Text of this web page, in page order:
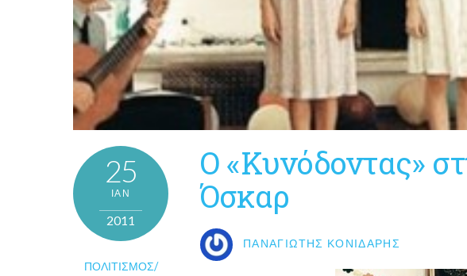
25
ΙΑΝ
2011
ΠΟΛΙΤΙΣΜΌΣ/
Ο «Κυνόδοντας»
Όσκαρ
ΠΑΝΑΓΙΏΤΗΣ ΚΟΝΙΔΆΡΗΣ